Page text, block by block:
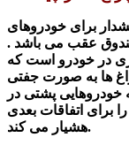
برای خودروهای
عقب می باشد .
در خودرو است که
ها به صورت جفتی
خودروهایی پشتی در
برای اتفاقات بعدی
هشیار می کند.